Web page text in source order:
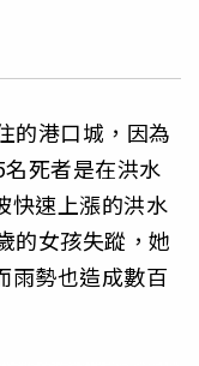
的港口城，因為
死者是在洪水
快速上漲的洪水
的女孩失蹤，她
雨勢也造成數百